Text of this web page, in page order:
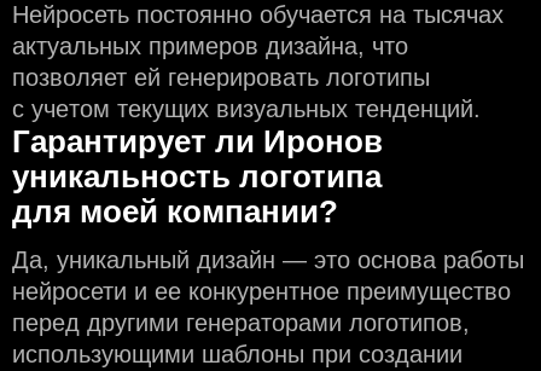
Нейросеть постоянно обучается на тысячах
актуальных примеров дизайна, что
позволяет ей генерировать логотипы
с учeтом текущих визуальных тенденций.
Гарантирует ли Иронов
уникальность логотипа
для моей компании?
Да, уникальный дизайн — это основа работы
нейросети и еe конкурентное преимущество
перед другими генераторами логотипов,
использующими шаблоны при создании